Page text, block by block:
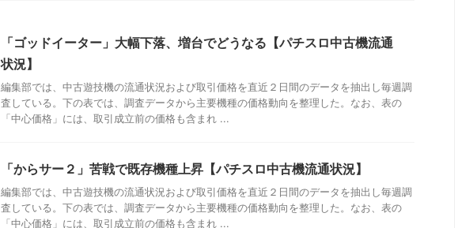
「ゴッドイーター」大幅下落、増台でどうなる【パチスロ中古機流通
状況】
編集部では、中古遊技機の流通状況および取引価格を直近２日間のデータを抽出し毎週調
査している。下の表では、調査データから主要機種の価格動向を整理した。なお、表の
「中心価格」には、取引成立前の価格も含まれ ...
「からサー２」苦戦で既存機種上昇【パチスロ中古機流通状況】
編集部では、中古遊技機の流通状況および取引価格を直近２日間のデータを抽出し毎週調
査している。下の表では、調査データから主要機種の価格動向を整理した。なお、表の
「中心価格」には、取引成立前の価格も含まれ ...